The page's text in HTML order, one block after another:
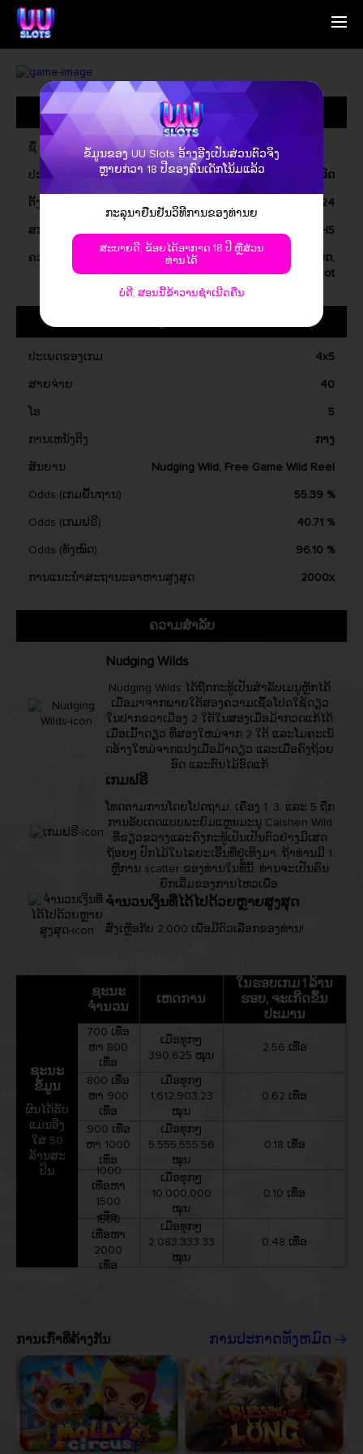
ພວກເຮົາແມ່ນຫຍັງ
ການດຳເນີນການ
ຂ່າວສານ
ຄຳຄົນນາມວິບັດ
Traditional Chinese
Bangladesh
Phillipines
Hindi
Indonesia
Korean
Laos
Malay
Burmese
Thai
Vietnam
ຂໍ້ມູນທົ່ວໄປ
ຊື່
ປະເພດຂອງເກມ ວິດີໂອສລົດ
ຕັ້ງລົດມາ February, 2024
ສະຫມັກ ວິນໂດຍ, iOS, ອັນດາວ, H5
ຄວາມສະແດງການດຳເນີນການ
Special Symbol, ການເກັບໂມດ,
Jackpot
ປະເພດຂອງເກມ 4x5
ສາຍຈ່າຍ 40
ໂອ 5
ການເຫນັງຕີງ ກາງ
ສັນຍານ Nudging Wild, Free Game Wild Reel
Odds (ເກມພື້ນຖານ) 55.39 %
Odds (ເກມຟຣີ) 40.71 %
Odds (ທັງໝົດ) 96.10 %
ການແນະນຳສະຖານະອາຫານສູງສຸດ 2000x
ຄວາມສຳລັບ
Nudging Wilds
Nudging Wilds ໄດ້ຖືກກະທູ້ເປັນສຳລັບເມນູຫຼັກໄດ້
ເມື່ອມາຈາກພາຍໃຕ້ສອງຄວາມເຊື້ອໂປດໃຊ້ດຽວ
ໃນປາກຂວາເມືອງ 2 ໃຕ້ໃນສອງເມື່ອມ້າກວດແກ້ໄດ້
ເມື່ອເມົ້າດຽວ ທີ່ສອງໃຫມ່ຈາກ 2 ໃຕ້ ແລະໂມຄະເນັ
ດອ້າງໃຫມ່ຈາກແປງເມື່ອມ້າດຽວ ແລະເມື່ອຄົງຖ້ວຍ
ອົດ ແລະຕົນໄມ້ອົດແກ້
ເກມຟຣີ
ໂທດຕາມການໂດຍໂປດຖາມ, ເຄື່ອງ 1, 3, ແລະ 5 ຖືກ
ການອັບເດດແບບພະຍົມແຫຼນມະນຸ Caishen Wild
ທີ່ຂຽວຂວາງແລະຄົງກະທູ້ເປັນເປັນຕົວຢ່າງມີເສດ
ຖ້ອຍໆ ປົກໄມ້ໃນໄລຍະເອີ້ນທີ່ຢູ່ເທິງມາ. ຖ້າທ່ານມີ 1
ຫຼືການ scatter ຂອງທ່ານໃນທີ່ນີ້, ທ່ານຈະເປັນຄົນ
ຍົກເລີ່ມຂອງການໄຫວເພື່ອ.
ຈຳນວນເງິນທີ່ໄດ້ໄປດ້ວຍຫຼາຍສູງສຸດ
ສົ່ງເຫຼືອກັບ 2,000 ເພື່ອມີຕົວເລືອກຂອງທ່ານ!
ຊະນະ
ຂໍ້ມູນ
ຜົນໄດ້ຮັບ
ແມ່ນອີງ
ໃສ່ 50
ລ້ານສະ
ປິນ
ຊະນະ
ຈຳນວນ
700 ເທື່ອ
ຫາ 800
ເທື່ອ
800 ເທື່ອ
ຫາ 900
ເທື່ອ
900 ເທື່ອ
ຫາ 1000
ເທື່ອ
1000
ເທື່ອຫາ
1500
ເທື່ອ
1500
ເທື່ອຫາ
2000
ເທື່ອ
ເຫດການ
ເມື່ອທຸກໆ
390,625 ໝຸນ
ເມື່ອທຸກໆ
1,612,903.23
ໝຸນ
ເມື່ອທຸກໆ
5,555,555.56
ໝຸນ
ເມື່ອທຸກໆ
10,000,000
ໝຸນ
ເມື່ອທຸກໆ
2,083,333.33
ໝຸນ
ໃນຮອບເກມ 1 ລ້ານ
ຮອບ, ຈະເກີດຂຶ້ນ
ປະມານ
2.56 ເທື່ອ
0.62 ເທື່ອ
0.18 ເທື່ອ
0.10 ເທື່ອ
0.48 ເທື່ອ
ການເກົ່າທີ່ຄ້າງກັນ ການປະກາດທັງຫມົດ
ຂໍ້ມູນຂອງ UU Slots ອ້າງອີງເປັນສ່ວນຕົວຈິງ
ຫຼາຍກ່ວາ 18 ປີຂອງຄົນເດັກໂນ້ມແລ້ວ
ກະລຸນາຢືນຢັນວິທີການຂອງທ່ານຍ
ສະບາຍດີ, ຂ້ອຍໄດ້ອາກາດ 18 ປີ ຫຼືສ່ວນ
ທ່ານໄດ້
ບໍ່ດີ, ສອນນີ້ຂ້າວານຊໍາເນີດຄືນ